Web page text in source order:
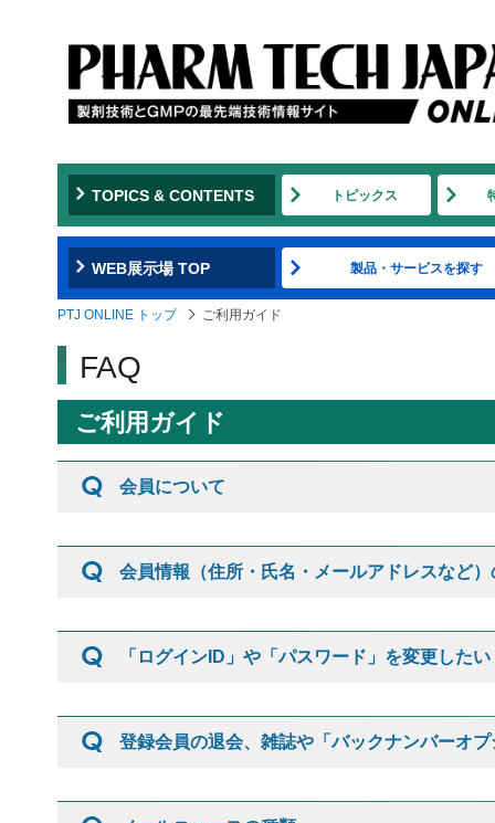
TOPICS & CONTENTS トピックス
WEB展示場 TOP 製品・サービスを探す
PTJ ONLINE トップ ご利用ガイド
FAQ
ご利用ガイド
会員について
会員情報（住所・氏名・メールアドレスなど
「ログインID」や「パスワード」を変更したい
登録会員の退会、雑誌や「バックナンバーオ